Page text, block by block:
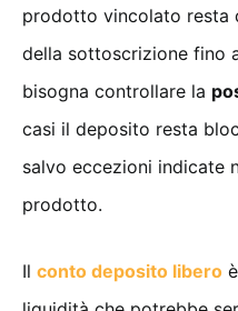
prodotto vincolato resta
della sottoscrizione fino
bisogna controllare la
casi il deposito resta
salvo eccezioni indicate
prodotto.
Il conto deposito libero